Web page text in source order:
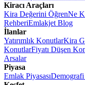
Kiracı Araçları
Kira Değerini ÖğrenNe
RehberiEmlakjet Blog
İlanlar
Yatırımlık KonutlarKira
KonutlarFiyatı Düşen
Arsalar
Piyasa
Emlak Piyasası